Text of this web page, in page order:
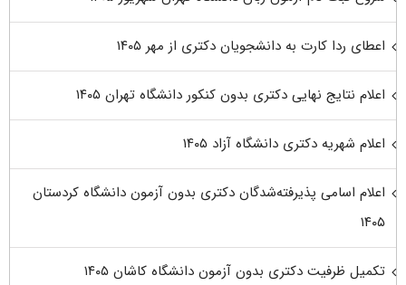
اعطای ردا کارت به دانشجویان دکتری از مهر ۱۴۰۵
اعلام نتایج نهایی دکتری بدون کنکور دانشگاه تهران ۱۴۰۵
اعلام شهریه دکتری دانشگاه آزاد ۱۴۰۵
اعلام اسامی پذیرفته‌شدگان دکتری بدون آزمون دانشگاه کردستان
۱۴۰۵
تکمیل ظرفیت دکتری بدون آزمون دانشگاه کاشان ۱۴۰۵